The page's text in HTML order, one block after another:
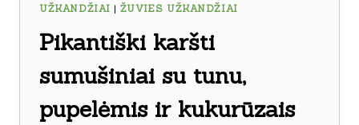
UŽKANDŽIAI | ŽUVIES UŽKANDŽIAI
Pikantiški karšti
sumušiniai su tunu,
pupelėmis ir kukurūzais